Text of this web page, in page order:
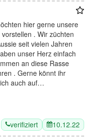
hier gerne unsere
. Wir züchten
seit vielen Jahren
unser Herz einfach
an diese Rasse
. Gerne könnt ihr
auch auf…
verifiziert 10.12.22